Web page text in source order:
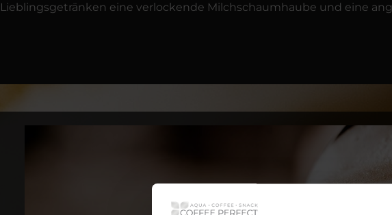
Lieblingsgetränken eine verlockende Milchschaumhaube und eine